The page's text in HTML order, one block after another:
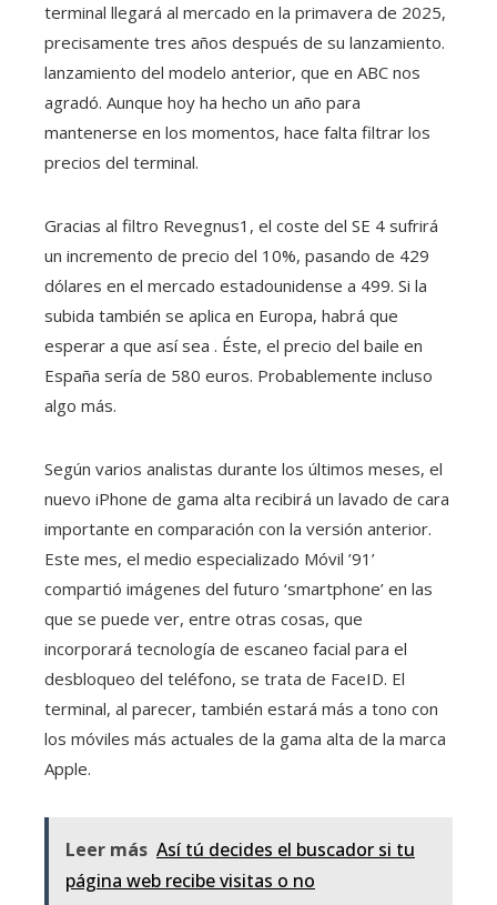
terminal llegará al mercado en la primavera de 2025,
precisamente tres años después de su lanzamiento.
lanzamiento del modelo anterior, que en ABC nos
agradó. Aunque hoy ha hecho un año para
mantenerse en los momentos, hace falta filtrar los
precios del terminal.
Gracias al filtro Revegnus1, el coste del SE 4 sufrirá
un incremento de precio del 10%, pasando de 429
dólares en el mercado estadounidense a 499. Si la
subida también se aplica en Europa, habrá que
esperar a que así sea . Éste, el precio del baile en
España sería de 580 euros. Probablemente incluso
algo más.
Según varios analistas durante los últimos meses, el
nuevo iPhone de gama alta recibirá un lavado de cara
importante en comparación con la versión anterior.
Este mes, el medio especializado Móvil ’91’
compartió imágenes del futuro ‘smartphone’ en las
que se puede ver, entre otras cosas, que
incorporará tecnología de escaneo facial para el
desbloqueo del teléfono, se trata de FaceID. El
terminal, al parecer, también estará más a tono con
los móviles más actuales de la gama alta de la marca
Apple.
Leer más Así tú decides el buscador si tu
página web recibe visitas o no